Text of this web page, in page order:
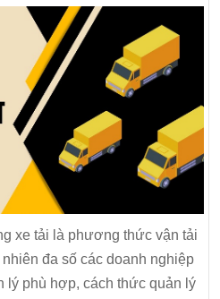
xe tải là phương thức vận tải
đa số các doanh nghiệp
lý phù hợp, cách thức quản lý